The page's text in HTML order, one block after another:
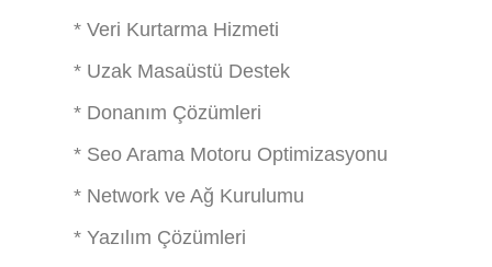
* Veri Kurtarma Hizmeti
* Uzak Masaüstü Destek
* Donanım Çözümleri
* Seo Arama Motoru Optimizasyonu
* Network ve Ağ Kurulumu
* Yazılım Çözümleri